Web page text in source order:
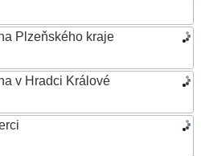
Plzeňského kraje
v Hradci Králové